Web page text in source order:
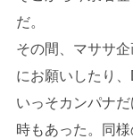
だ。
その間、マササ
にお願いしたり
いっそカンパナ
時もあった。同